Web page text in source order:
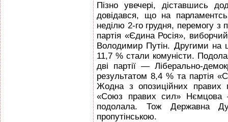
Пізно увечері, діставшись
довідався, що на
неділю 2-го грудня, перемогу з
партія «Єдина Росія»,
Володимир Путін. Другими на
11,7 % стали комуністи.
дві партії — Ліберально-
результатом 8,4 % та партія
Жодна з опозиційних правих
«Союз правих сил» Нємцова
подолала. Тож Державна
пропутінською.